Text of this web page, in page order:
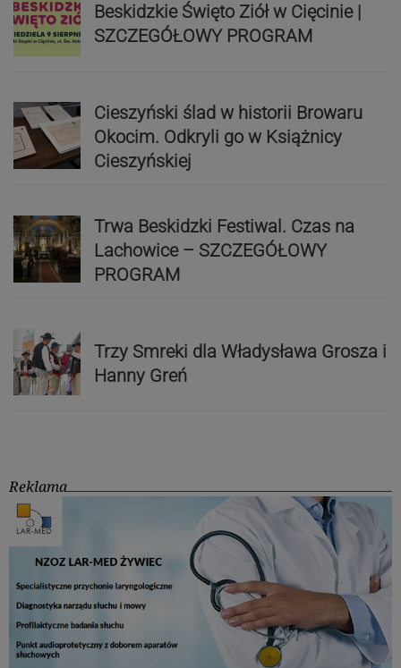
Beskidzkie Święto Ziół w Cięcinie |
SZCZEGÓŁOWY PROGRAM
Cieszyński ślad w historii Browaru
Okocim. Odkryli go w Książnicy
Cieszyńskiej
Trwa Beskidzki Festiwal. Czas na
Lachowice – SZCZEGÓŁOWY
PROGRAM
Trzy Smreki dla Władysława Grosza i
Hanny Greń
Reklama